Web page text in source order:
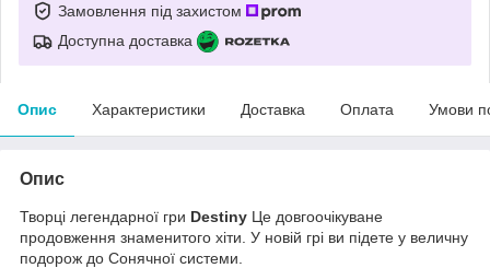
Замовлення під захистом
Доступна доставка
Опис Характеристики Доставка Оплата Умови
Опис
Творці легендарної гри Destiny Це довгоочікуване
продовження знаменитого хіти. У новій грі ви підете у величну
подорож до Сонячної системи.